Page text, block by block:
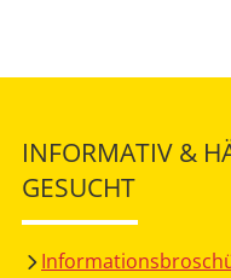
INFORMATIV &
GESUCHT